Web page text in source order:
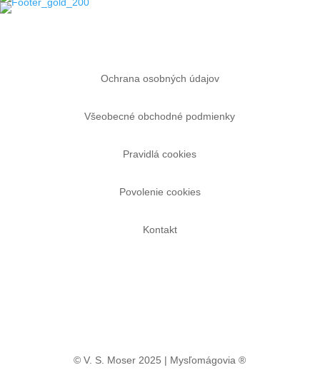
Ochrana osobných údajov
Všeobecné obchodné podmienky
Pravidlá cookies
Povolenie cookies
Kontakt
© V. S. Moser 2025 | Mysľomágovia ®